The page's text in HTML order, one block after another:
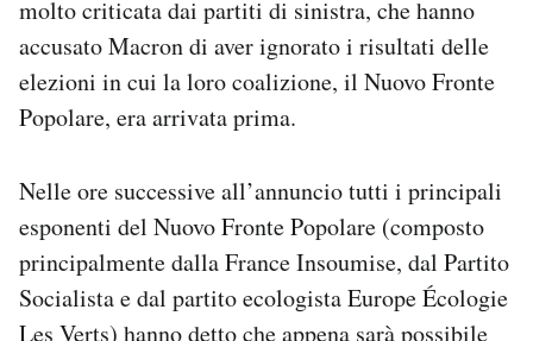
molto criticata dai partiti di sinistra, che hanno
accusato Macron di aver ignorato i risultati delle
elezioni in cui la loro coalizione, il Nuovo Fronte
Popolare, era arrivata prima.
Nelle ore successive all’annuncio tutti i principali
esponenti del Nuovo Fronte Popolare (composto
principalmente dalla France Insoumise, dal Partito
Socialista e dal partito ecologista Europe Écologie
Les Verts) hanno detto che appena sarà possibile